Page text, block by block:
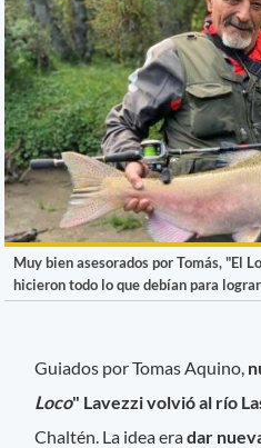
Muy bien asesorados por Tomás, "El
hicieron todo lo que debían para
Guiados por Tomas Aquino,
Loco" Lavezzi volvió al río
Chaltén. La idea eradar